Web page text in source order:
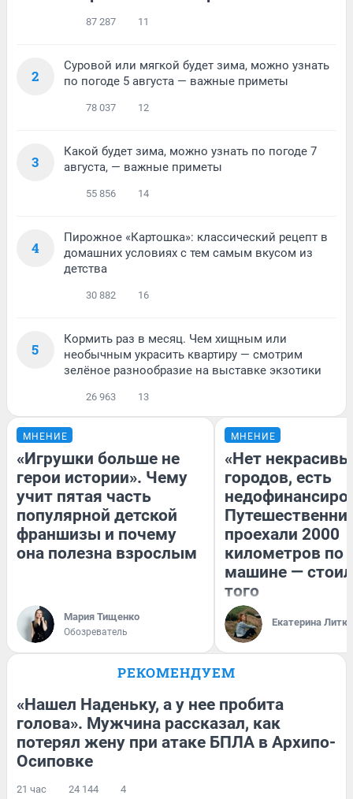
87 287 11
2
Суровой или мягкой будет зима, можно узнать
по погоде 5 августа — важные приметы
78 037 12
3
Какой будет зима, можно узнать по погоде 7
августа, — важные приметы
55 856 14
4
Пирожное «Картошка»: классический рецепт в
домашних условиях с тем самым вкусом из
детства
30 882 16
5
Кормить раз в месяц. Чем хищным или
необычным украсить квартиру — смотрим
зелёное разнообразие на выставке экзотики
26 963 13
МНЕНИЕ
«Игрушки больше не
герои истории». Чему
учит пятая часть
популярной детской
франшизы и почему
она полезна взрослым
Мария Тищенко
Обозреватель
МНЕНИЕ
«Нет
городов, есть
проехали 2000
километров по
машине —
того
Екатерина
РЕКОМЕНДУЕМ
«Нашел Наденьку, а у нее пробита
голова». Мужчина рассказал, как
потерял жену при атаке БПЛА в Архипо-
Осиповке
21 час 24 144 4